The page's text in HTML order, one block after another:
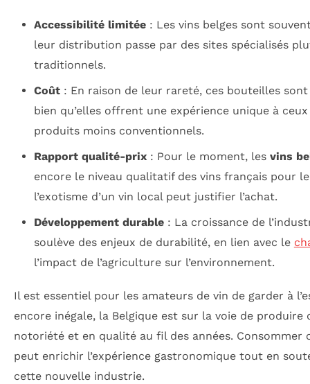
Accessibilité limitée: Les vins belges sont
leur distribution passe par des sites spécialisés
traditionnels.
Coût: En raison de leur rareté, ces bouteilles
bien qu’elles offrent une expérience unique à
produits moins conventionnels.
Rapport qualité-prix: Pour le moment, les vins
encore le niveau qualitatif des vins français pour
l’exotisme d’un vin local peut justifier l’achat.
Développement durable: La croissance de
soulève des enjeux de durabilité, en lien avec le
l’impact de l’agriculture sur l’environnement.
Il est essentiel pour les amateurs de vin de garder à
encore inégale, la Belgique est sur la voie de produire
notoriété et en qualité au fil des années. Consommer
peut enrichir l’expérience gastronomique tout en
cette nouvelle industrie.